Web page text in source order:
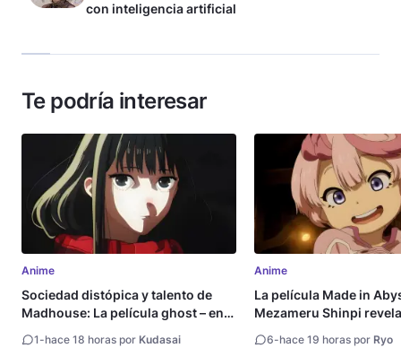
con inteligencia artificial
Te podría interesar
Anime
Sociedad distópica y talento de
Madhouse: La película ghost – end
of night revela tráiler
1-hace 18 horas por Kudasai
Anime
La película Made in
Mezameru Shinpi
fecha de estreno
6-hace 19 horas por Ryo